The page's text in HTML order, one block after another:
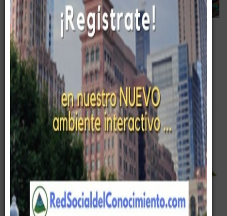
Manejo de Equipos Comprometidos ©
Empty
Entrenamiento Cursos Gerencia Servicios
Temas ©
Equipo Gerencial